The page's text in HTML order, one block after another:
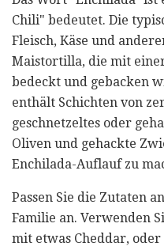
Chili" bedeutet. Die
Fleisch, Käse und
Maistortilla, die mit
bedeckt und gebacken
enthält Schichten von
geschnetzeltes oder
Oliven und gehackte
Enchilada-Auflauf zu
Passen Sie die Zutaten
Familie an. Verwenden
mit etwas Cheddar,